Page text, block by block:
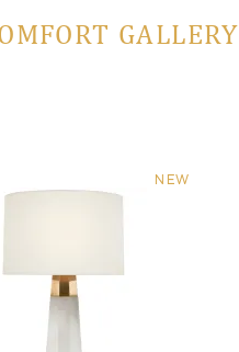
GALLERY
NEW